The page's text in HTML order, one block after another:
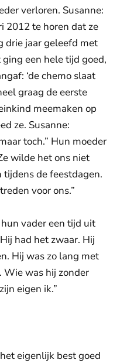
verloren. Susanne:
2012 te horen dat ze
drie jaar geleefd met
een hele tijd goed,
‘de chemo slaat
graag de eerste
meemaken op
ze. Susanne:
toch.” Hun moeder
wilde het ons niet
tijdens de feestdagen.
voor ons.”
vader een tijd uit
had het zwaar. Hij
Hij was zo lang met
Wie was hij zonder
eigen ik.”
eigenlijk best goed